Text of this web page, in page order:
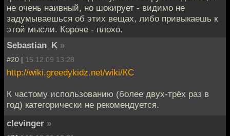
не очень наивный, но шокирует - видимо не
задумываешься об этих вещах, либо привыкаешь к
этой мысли. Короче - плохо.
Sebastian_K »
#20 | 15.12.09 13:28
http://wiki.greedykidz.net/wiki/КС
К частому использованию (более двух-трёх раз в
год) категорически не рекомендуется.
clevinger »